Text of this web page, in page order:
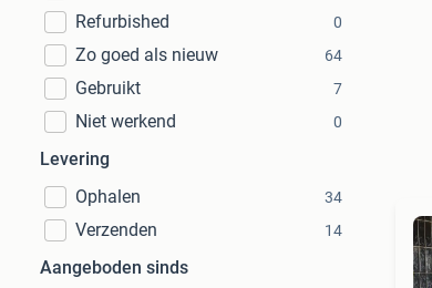
Refurbished 0
Zo goed als nieuw 64
Gebruikt 7
Niet werkend 0
Levering
Ophalen
34
Verzenden 14
Aangeboden sinds